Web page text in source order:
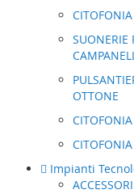
CITOFONIA
SUONERIE
OTTONE
Impianti
ACCESSORI